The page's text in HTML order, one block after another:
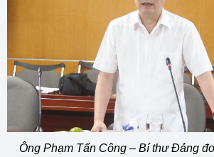
Ông Phạm Tấn Công – Bí thư Đảng